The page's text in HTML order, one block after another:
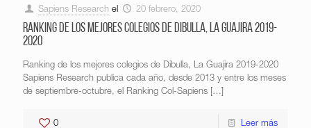
Sapiens Research el 20 febrero, 2020
Ranking de los mejores colegios de Dibulla, La Guajira 2019-
2020
Ranking de los mejores colegios de Dibulla, La Guajira 2019-2020
Sapiens Research publica cada año, desde 2013 y entre los meses
de septiembre-octubre, el Ranking Col-Sapiens […]
0 Leer más